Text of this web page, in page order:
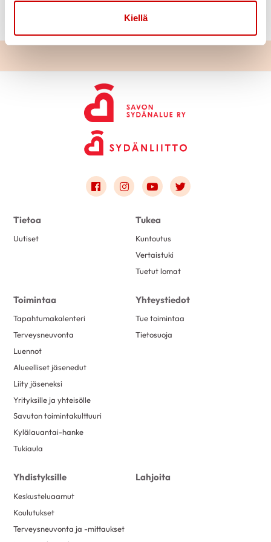
Kiellä
Link to facebook
Link to instagram
Link to youtube
Link to twitter
Tietoa
Uutiset
Tukea
Kuntoutus
Vertaistuki
Tuetut lomat
Toimintaa
Tapahtumakalenteri
Terveysneuvonta
Luennot
Alueelliset jäsenedut
Liity jäseneksi
Yrityksille ja yhteisölle
Savuton toimintakulttuuri
Kylälauantai-hanke
Tukiaula
Yhteystiedot
Tue toimintaa
Tietosuoja
Yhdistyksille
Keskusteluaamut
Koulutukset
Terveysneuvonta ja -mittaukset
Lahjoita